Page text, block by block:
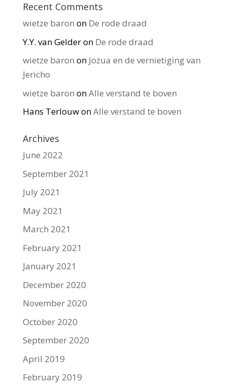
Recent Comments
wietze baron on De rode draad
Y.Y. van Gelderon De rode draad
wietze baron on Jozua en de vernietiging van
Jericho
wietze baron onAlle verstand te boven
Hans TerlouwonAlle verstand te boven
Archives
June 2022
September 2021
July 2021
May 2021
March 2021
February 2021
January 2021
December 2020
November 2020
October 2020
September 2020
April 2019
February 2019